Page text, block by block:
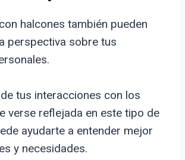
halcones también pueden
perspectiva sobre tus
tus interacciones con los
verse reflejada en este tipo de
ayudarte a entender mejor
y necesidades.